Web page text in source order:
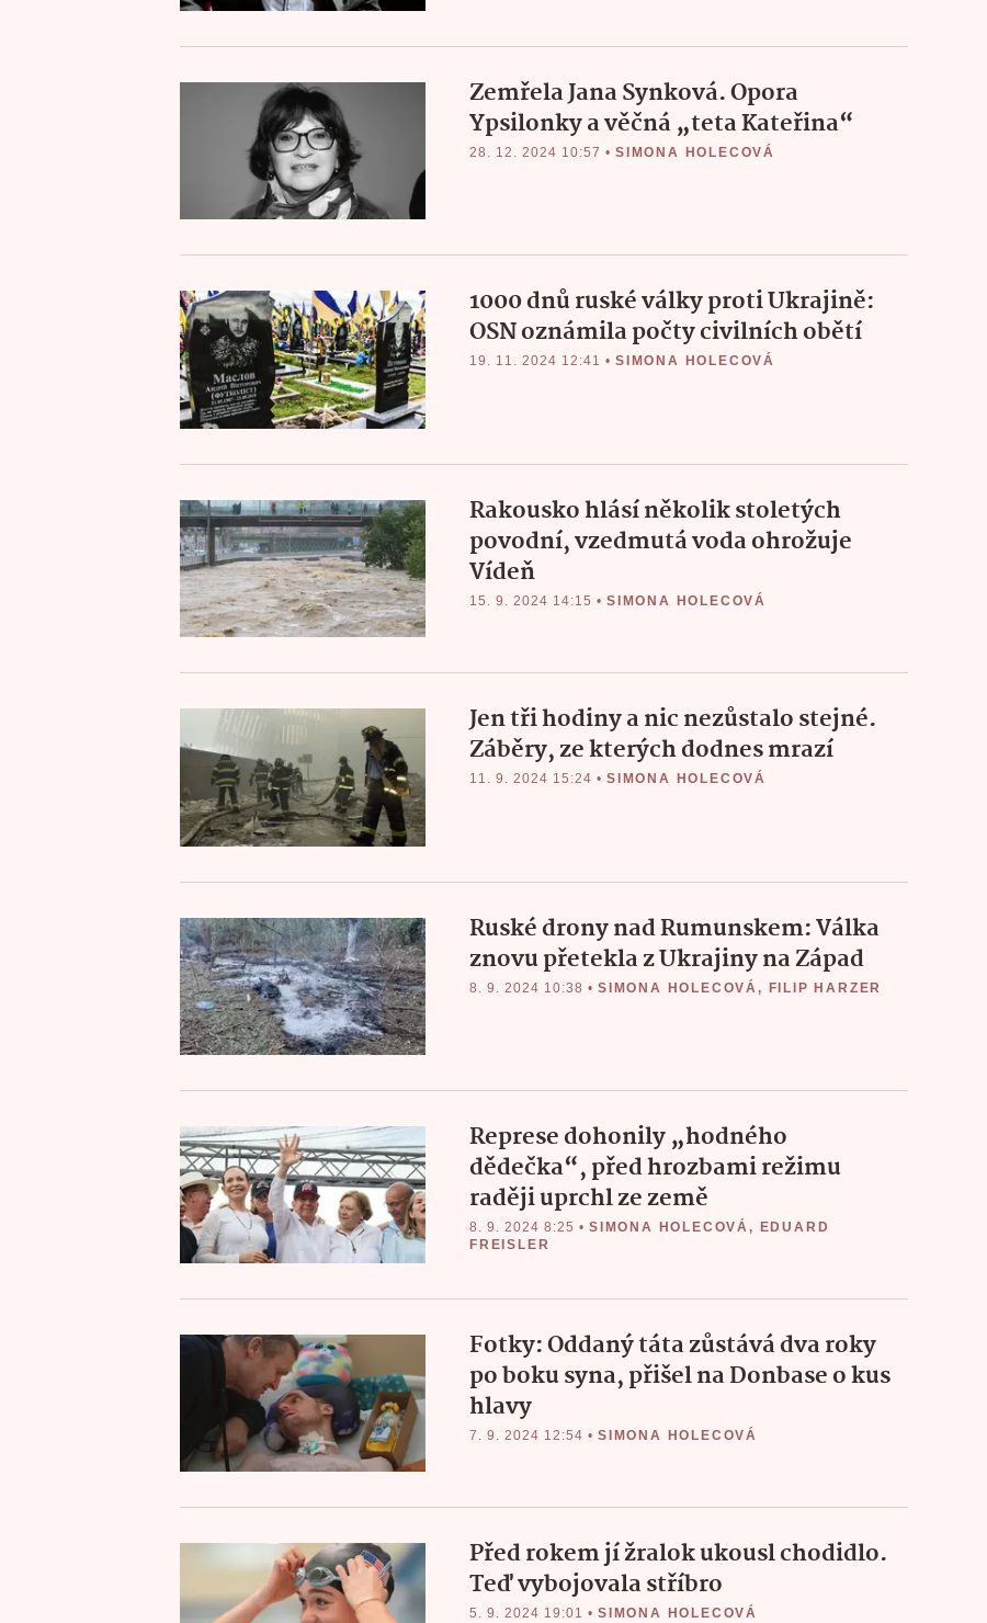
Zemřela Jana Synková. Opora
Ypsilonky a věčná „teta Kateřina“
28. 12. 2024 10:57 • SIMONA HOLECOVÁ
1000 dnů ruské války proti Ukrajině:
OSN oznámila počty civilních obětí
19. 11. 2024 12:41 • SIMONA HOLECOVÁ
Rakousko hlásí několik stoletých
povodní, vzedmutá voda ohrožuje
Vídeň
15. 9. 2024 14:15 • SIMONA HOLECOVÁ
Jen tři hodiny a nic nezůstalo stejné.
Záběry, ze kterých dodnes mrazí
11. 9. 2024 15:24 • SIMONA HOLECOVÁ
Ruské drony nad Rumunskem: Válka
znovu přetekla z Ukrajiny na Západ
8. 9. 2024 10:38 • SIMONA HOLECOVÁ, FILIP HARZER
Represe dohonily „hodného
dědečka“, před hrozbami režimu
raději uprchl ze země
8. 9. 2024 8:25 • SIMONA HOLECOVÁ,
EDUARD
FREISLER
Fotky: Oddaný táta zůstává dva roky
po boku syna, přišel na Donbase o kus
hlavy
7. 9. 2024 12:54 • SIMONA HOLECOVÁ
Před rokem jí žralok ukousl chodidlo.
Teď vybojovala stříbro
5. 9. 2024 19:01 • SIMONA HOLECOVÁ